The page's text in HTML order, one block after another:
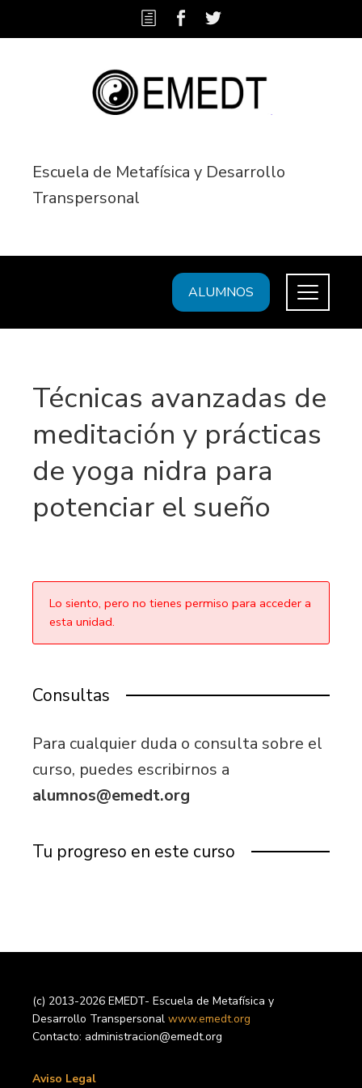
Escuela de Metafísica y Desarrollo
Transpersonal
ALUMNOS
Técnicas avanzadas de
meditación y prácticas
de yoga nidra para
potenciar el sueño
Lo siento, pero no tienes permiso para acceder a
esta unidad.
Consultas
Para cualquier duda o consulta sobre el
curso, puedes escribirnos a
alumnos@emedt.org
Tu progreso en este curso
(c) 2013-2026 EMEDT- Escuela de Metafísica y
Desarrollo Transpersonal www.emedt.org
Contacto: administracion@emedt.org
Aviso Legal